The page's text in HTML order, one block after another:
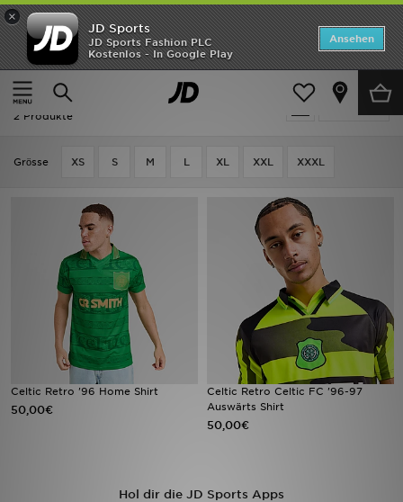
×
JD Sports
JD Sports Fashion PLC
Kostenlos - In Google Play
Ansehen
Startseite
Herren Herrenbekleidung Replica
verfeinern
Herren - Celtic Retro Replica
2 Produkte
Grӧsse XS S M L XL XXL XXXL
Celtic Retro '96 Home Shirt
50,00€
Celtic Retro Celtic FC '96-97
Auswärts Shirt
50,00€
Hol dir die JD Sports Apps
Startseite
ANGEBOTE
Marken
Bestsellers
JD Exklusives